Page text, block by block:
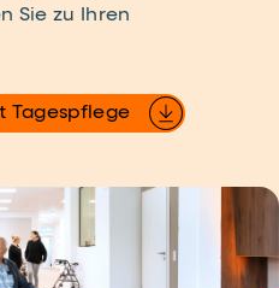
Sie zu Ihren
Tagespflege